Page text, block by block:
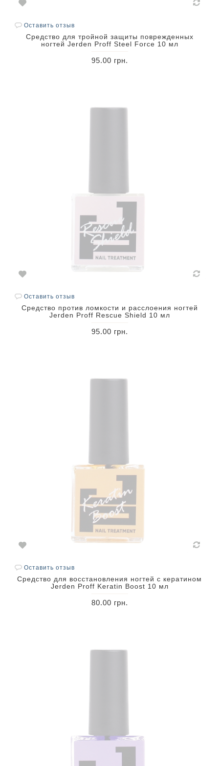
Оставить отзыв
Средство для тройной защиты поврежденных
ногтей Jerden Proff Steel Force 10 мл
95.00 грн.
Оставить отзыв
Средство против ломкости и расслоения ногтей
Jerden Proff Rescue Shield 10 мл
95.00 грн.
Оставить отзыв
Средство для восстановления ногтей с кератином
Jerden Proff Keratin Boost 10 мл
80.00 грн.